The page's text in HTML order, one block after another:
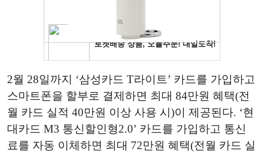
2월 28일까지 ‘삼성카드 T라이트’ 카드를 가입하고
스마트폰을 할부로 결제하면 최대 84만원 혜택(전
월 카드 실적 40만원 이상 사용 시)이 제공된다. ‘현
대카드 M3 통신할인형2.0’ 카드를 가입하고 통신
료를 자동 이체하면 최대 72만원 혜택(전월 카드 실